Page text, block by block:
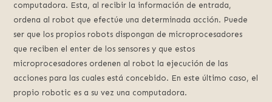
computadora. Esta, al recibir la información de entrada,
ordena al robot que efectúe una determinada acción. Puede
ser que los propios robots dispongan de microprocesadores
que reciben el enter de los sensores y que estos
microprocesadores ordenen al robot la ejecución de las
acciones para las cuales está concebido. En este último caso, el
propio robotic es a su vez una computadora.